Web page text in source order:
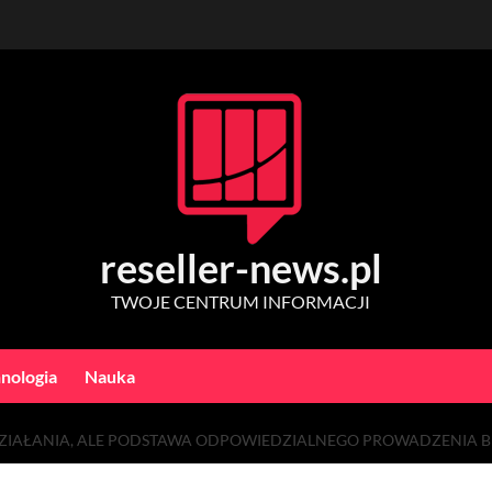
reseller-news.pl
TWOJE CENTRUM INFORMACJI
Nauka
ALE PODSTAWA ODPOWIEDZIALNEGO PROWADZENIA